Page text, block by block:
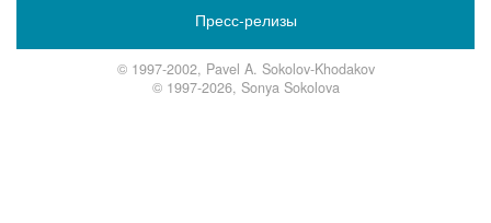
Пресс-релизы
© 1997-2002, Pavel A. Sokolov-Khodakov
© 1997-2026, Sonya Sokolova